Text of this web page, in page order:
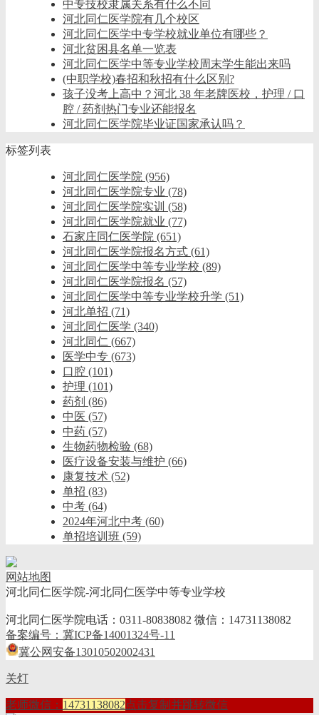
中专技校隶属关系有什么不同
河北同仁医学院有几个校区
河北同仁医学中专学校就业单位有哪些？
河北贫困县名单一览表
河北同仁医学中等专业学校周末学生能出来吗
(中职学校)春招和秋招有什么区别?
孩子没考上高中？河北 38 年老牌医校，护理 / 口
腔 / 药剂热门专业还能报名
河北同仁医学院毕业证国家承认吗？
标签列表
河北同仁医学院 (956)
河北同仁医学院专业 (78)
河北同仁医学院实训 (58)
河北同仁医学院就业 (77)
石家庄同仁医学院 (651)
河北同仁医学院报名方式 (61)
河北同仁医学中等专业学校 (89)
河北同仁医学院报名 (57)
河北同仁医学中等专业学校升学 (51)
河北单招 (71)
河北同仁医学 (340)
河北同仁 (667)
医学中专 (673)
口腔 (101)
护理 (101)
药剂 (86)
中医 (57)
中药 (57)
生物药物检验 (68)
医疗设备安装与维护 (66)
康复技术 (52)
单招 (83)
中考 (64)
2024年河北中考 (60)
单招培训班 (59)
网站地图
河北同仁医学院-河北同仁医学中等专业学校
河北同仁医学院电话：0311-80838082 微信：14731138082
备案编号：冀ICP备14001324号-11
冀公网安备13010502002431
关灯
老师微信： 14731138082点击复制并跳转微信